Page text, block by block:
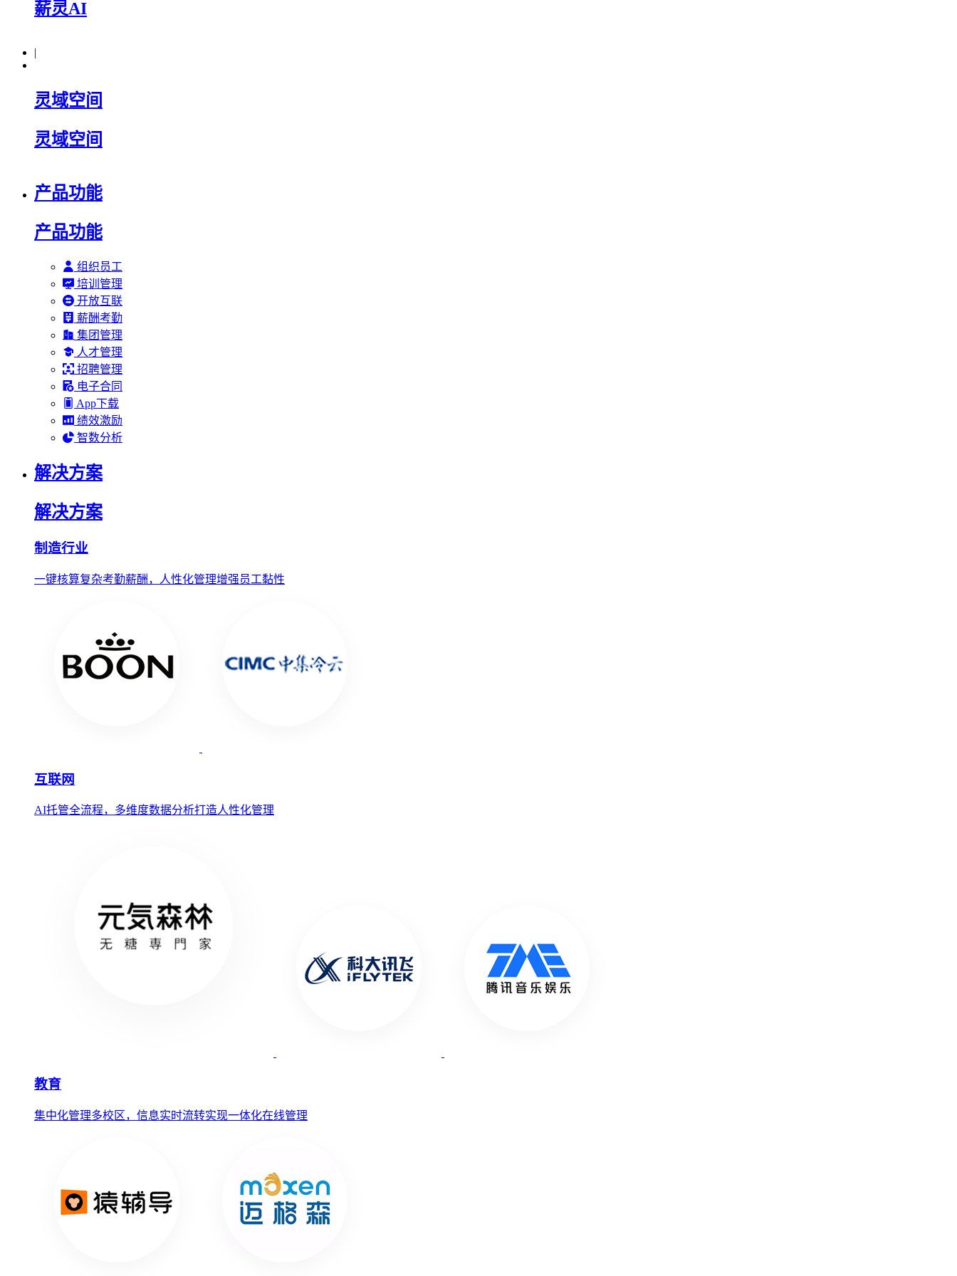
薪灵AI
|
灵域空间
灵域空间
产品功能
产品功能
组织员工
培训管理
开放互联
薪酬考勤
集团管理
人才管理
招聘管理
电子合同
App下载
绩效激励
智数分析
解决方案
解决方案
制造行业
一键核算复杂考勤薪酬，人性化管理增强员工黏性
互联网
AI托管全流程，多维度数据分析打造人性化管理
教育
集中化管理多校区，信息实时流转实现一体化在线管理